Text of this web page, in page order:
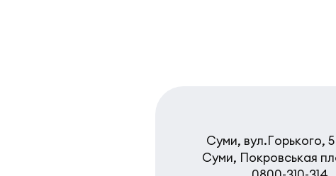
Суми, вул.Горького,
Суми, Покровськая